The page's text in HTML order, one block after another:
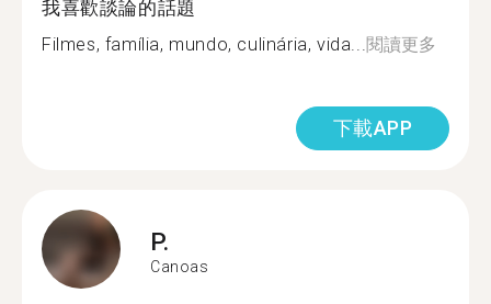
我喜歡談論的話題
Filmes, família, mundo, culinária, vida...閱讀更多
下載APP
P.
Canoas